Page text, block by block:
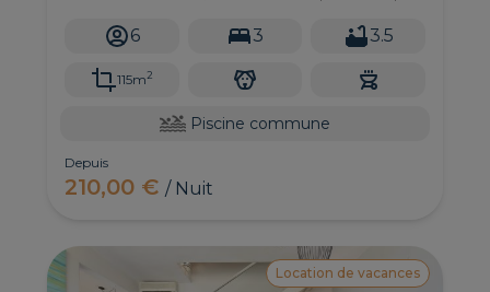
6 3 3.5
115m2
Piscine commune
Depuis
210,00 €/ Nuit
Location de vacances